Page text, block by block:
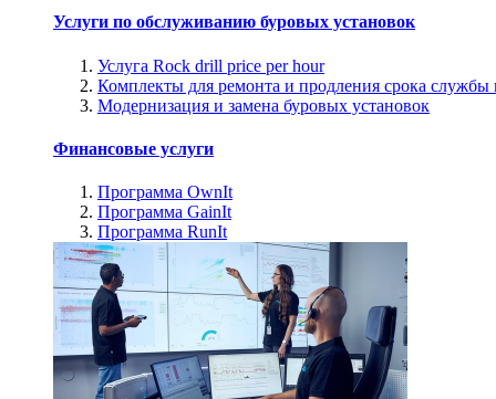
Услуги по обслуживанию буровых установок
Услуга Rock drill price per hour
Комплекты для ремонта и продления срока службы
Модернизация и замена буровых установок
Финансовые услуги
Программа OwnIt
Программа GainIt
Программа RunIt